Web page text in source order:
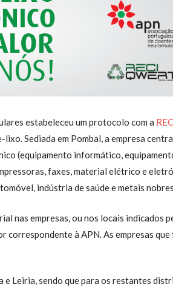
estabeleceu um protocolo com a
Sediada em Pombal, a empresa
(equipamento informático,
faxes, material elétrico e
indústria de saúde e metais
nas empresas, ou nos locais indicados
à APN. As empresas que
Leiria, sendo que para os restantes